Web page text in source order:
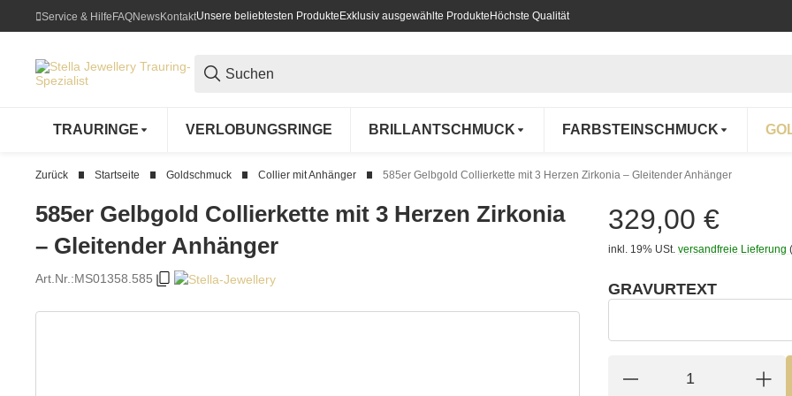
Service & HilfeFAQNewsKontaktUnsere beliebtesten Produkte Exklusiv ausgewählte Produkte Höchste Qualität
TRAURINGE VERLOBUNGSRINGE BRILLANTSCHMUCK FARBSTEINSCHMUCK
Zurück Startseite Goldschmuck Collier mit Anhänger 585er Gelbgold Collierkette mit 3 Herzen Zirkonia – Gleitender Anhänger
585er Gelbgold Collierkette mit 3 Herzen Zirkonia
– Gleitender Anhänger
Art.Nr.:MS01358.585
329,00 €
inkl. 19% USt. versandfreie Lieferung
GRAVURTEXT